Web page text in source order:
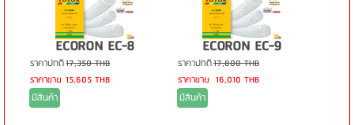
ECORON EC-8
ราคาปกติ17,350 THB
ราคาขาย 15,605 THB
มีสินค้า
ECORON EC-9
ราคาปกติ17,800 THB
ราคาขาย 16,010 THB
มีสินค้า